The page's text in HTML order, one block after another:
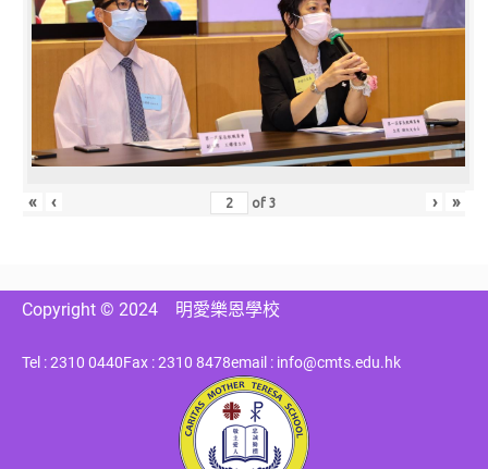
« ‹ of3 › »
Copyright © 2024 明愛樂恩學校
Tel : 2310 0440Fax : 2310 8478email : info@cmts.edu.hk